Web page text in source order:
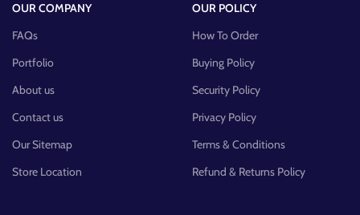
OUR COMPANY
FAQs
Portfolio
About us
Contact us
Our Sitemap
Store Location
OUR POLICY
How To Order
Buying Policy
Security Policy
Privacy Policy
Terms & Conditions
Refund & Returns Policy